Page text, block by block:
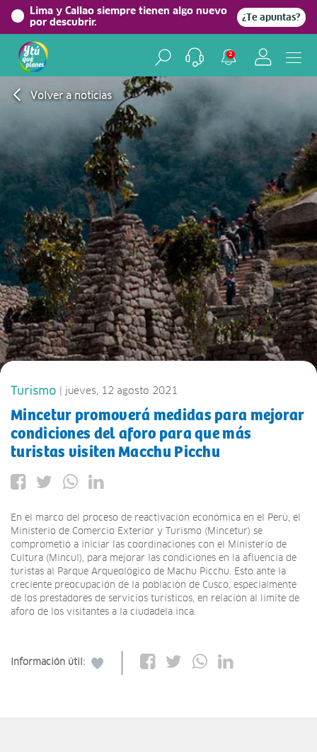
Lima y Callao siempre tienen algo nuevo
por descubrir.
¿Te apuntas?
2
Volver a noticias
Turismo | jueves, 12 agosto 2021
Mincetur promoverá medidas para mejorar
condiciones del aforo para que más
turistas visiten Macchu Picchu
En el marco del proceso de reactivación económica en el Perú, el
Ministerio de Comercio Exterior y Turismo (Mincetur) se
comprometió a iniciar las coordinaciones con el Ministerio de
Cultura (Mincul), para mejorar las condiciones en la afluencia de
turistas al Parque Arqueológico de Machu Picchu. Esto ante la
creciente preocupación de la población de Cusco, especialmente
de los prestadores de servicios turísticos, en relación al límite de
aforo de los visitantes a la ciudadela inca.
Información útil: